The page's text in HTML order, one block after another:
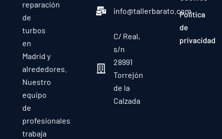
reparación
de
turbos
en
Madrid y
alrededores.
Nuestro
equipo
de
profesionales
trabaja
info@tallerbarato.com
C/ Real,
s/n
28991
Torrejón
de la
Calzada
Política
de
privacidad